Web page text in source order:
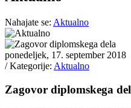
Nahajate se: Aktualno
ponedeljek, 17. september 2018
/ Kategorije: Aktualno
Zagovor diplomskega